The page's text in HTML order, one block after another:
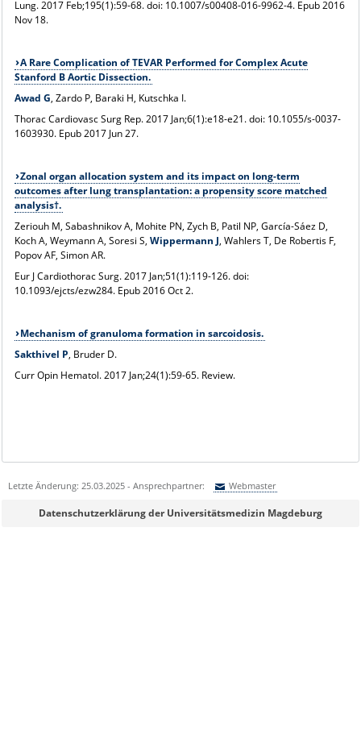
Lung. 2017 Feb;195(1):59-68. doi: 10.1007/s00408-016-9962-4. Epub 2016
Nov 18.
A Rare Complication of TEVAR Performed for Complex Acute
Stanford B Aortic Dissection.
Awad G, Zardo P, Baraki H, Kutschka I.
Thorac Cardiovasc Surg Rep. 2017 Jan;6(1):e18-e21. doi: 10.1055/s-0037-
1603930. Epub 2017 Jun 27.
Zonal organ allocation system and its impact on long-term
outcomes after lung transplantation: a propensity score matched
analysis†.
Zeriouh M, Sabashnikov A, Mohite PN, Zych B, Patil NP, García-Sáez D,
Koch A, Weymann A, Soresi S, Wippermann J, Wahlers T, De Robertis F,
Popov AF, Simon AR.
Eur J Cardiothorac Surg. 2017 Jan;51(1):119-126. doi:
10.1093/ejcts/ezw284. Epub 2016 Oct 2.
Mechanism of granuloma formation in sarcoidosis.
Sakthivel P, Bruder D.
Curr Opin Hematol. 2017 Jan;24(1):59-65. Review.
Letzte Änderung: 25.03.2025 - Ansprechpartner: Webmaster
Sie können eine Nachricht versenden an:Webmaster
Datenschutzerklärung der Universitätsmedizin Magdeburg